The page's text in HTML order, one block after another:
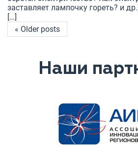
заставляет лампочку гореть? и
[…]
« Older posts
Наши